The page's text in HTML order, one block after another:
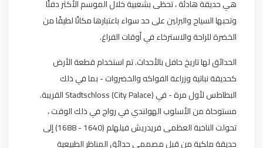
هي حديقة هادئة ، تحظى بشعبية خلال الموسم الأكثر دفئًا
وتحبها السياح والبرلين على حد سواء باعتبارها مكانًا لطيفًا من
الخضرة للراحة والاسترخاء في أوقات الفراغ.
الحدائق لها تاريخ حافل بالأحداث. تم استخدام قطعة الأرض
كحديقة نباتية وزراعة الفواكه والخضروات - بما في ذلك
البطاطس لأول مرة - في Stadtschloss (City Palace) القريبة.
مستوحاة من الأسلوب الهولندي في رواج في ذلك الوقت ،
تحولت الناخبة العظمى فريدريش فيلهلم (1640 - 1688) إلى
حديقة ملكية من قبل مصممي حدائق المناظر الطبيعية